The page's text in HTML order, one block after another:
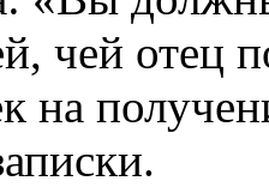
чей отец
на